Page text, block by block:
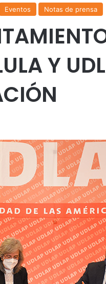
Eventos Notas de prensa
Y